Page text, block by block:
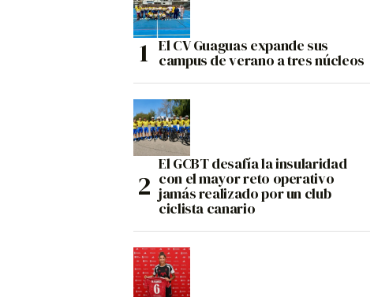
El CV Guaguas expande sus
campus de verano a tres núcleos
El GCBT desafía la insularidad
con el mayor reto operativo
jamás realizado por un club
ciclista canario